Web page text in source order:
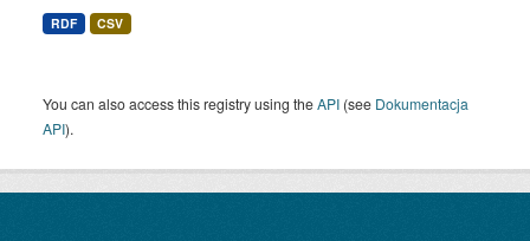
RDF CSV
You can also access this registry using theAPI (see Dokumentacja
API).